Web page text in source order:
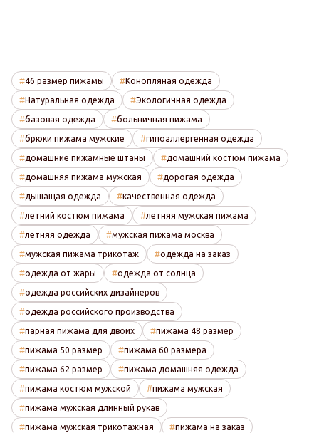
46 размер пижамы Конопляная одежда
Натуральная одежда Экологичная одежда
базовая одежда больничная пижама
брюки пижама мужские гипоаллергенная одежда
домашние пижамные штаны домашний костюм пижама
домашняя пижама мужская дорогая одежда
дышащая одежда качественная одежда
летний костюм пижама летняя мужская пижама
летняя одежда мужская пижама москва
мужская пижама трикотаж одежда на заказ
одежда от жары одежда от солнца
одежда российских дизайнеров
одежда российского производства
парная пижама для двоих пижама 48 размер
пижама 50 размер пижама 60 размера
пижама 62 размер пижама домашняя одежда
пижама костюм мужской пижама мужская
пижама мужская длинный рукав
пижама мужская трикотажная пижама на заказ